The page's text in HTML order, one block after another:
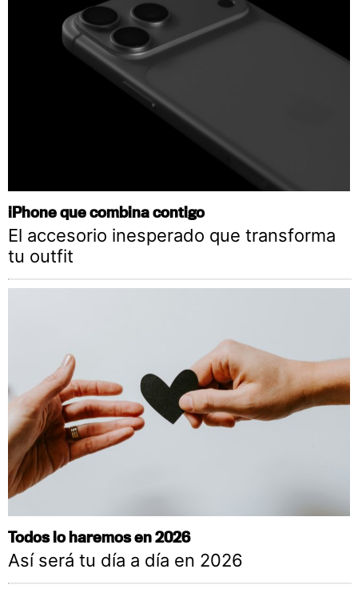
iPhone que combina contigo
El accesorio inesperado que transforma
tu outfit
Todos lo haremos en 2026
Así será tu día a día en 2026